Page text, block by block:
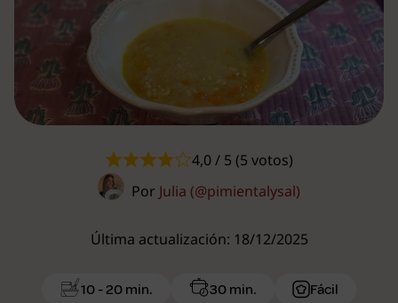
4,0 / 5 (5 votos)
Por Julia (@pimientalysal)
Última actualización: 18/12/2025
10 - 20 min. 30 min.
Fácil